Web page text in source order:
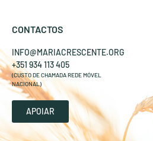
CONTACTOS
INFO@MARIACRESCENTE.ORG
+351 934 113 405
(CUSTO DE CHAMADA REDE MÓVEL
NACIONAL)
APOIAR